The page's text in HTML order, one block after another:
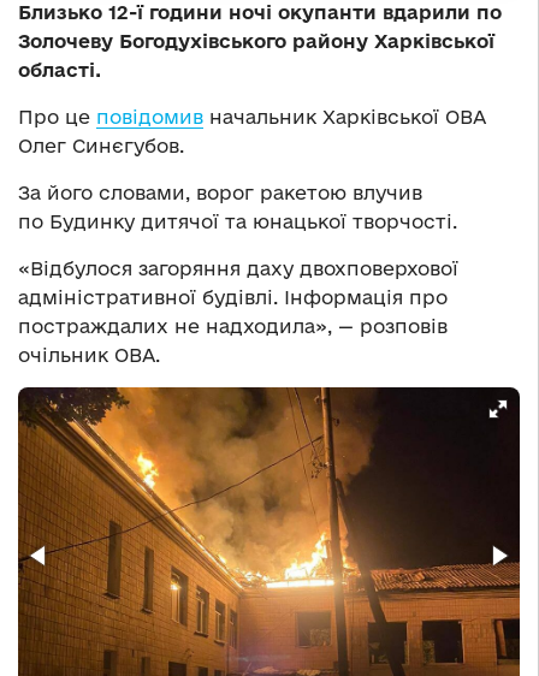
Близько 12-ї години ночі окупанти вдарили по
Золочеву Богодухівського району Харківської
області.
Про це повідомив начальник Харківської ОВА
Олег Синєгубов.
За його словами, ворог ракетою влучив
по Будинку дитячої та юнацької творчості.
«Відбулося загоряння даху двохповерхової
адміністративної будівлі. Інформація про
постраждалих не надходила», — розповів
очільник ОВА.